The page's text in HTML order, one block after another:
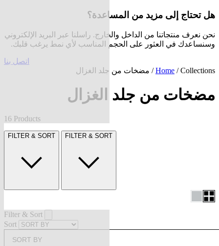
هل تحتاج إلى مزيد من المساعدة؟
نحن نعرف منتجاتنا من الداخل والخارج. راسلنا عبر البريد الإلكتروني
وسنساعدك في العثور على الحجم المناسب لأي نمط يرغب قلبك.
اتصل بنا
Home / Collections / مضخات من جلد الغزال
مضخات من جلد الغزال
16 Products
FILTER & SORT FILTER & SORT
Filter & Sort
Sort
SORT BY